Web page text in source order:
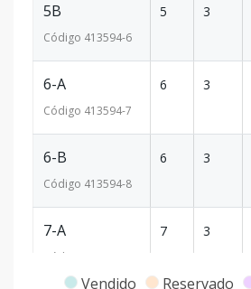
5B
Código 413594-6
5 3
6-A
Código 413594-7
6 3
6-B
Código 413594-8
6 3
7-A
Código
7 3
Vendido Reservado